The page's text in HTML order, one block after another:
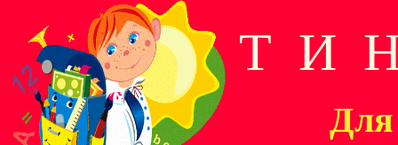
Т И
Для